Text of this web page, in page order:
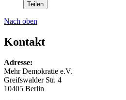
Teilen
Nach oben
Kontakt
Adresse:
Mehr Demokratie e.V.
Greifswalder Str. 4
10405 Berlin